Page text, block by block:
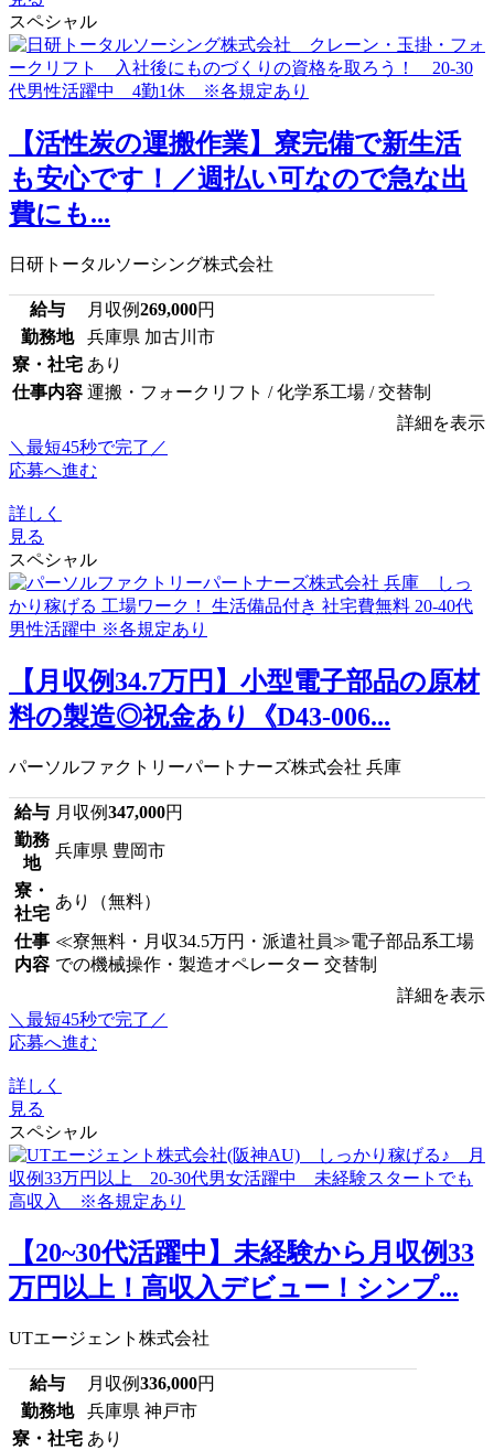
スペシャル
【活性炭の運搬作業】寮完備で新生活
も安心です！／週払い可なので急な出
費にも...
日研トータルソーシング株式会社
給与 月収例269,000円
勤務地
兵庫県 加古川市
寮・社宅 あり
仕事内容 運搬・フォークリフト / 化学系工場 / 交替制
詳細を表示
＼最短45秒で完了／
応募へ進む
詳しく
見る
スペシャル
【月収例34.7万円】小型電子部品の原材
料の製造◎祝金あり《D43-006...
パーソルファクトリーパートナーズ株式会社 兵庫
給与 月収例347,000円
勤務
地
兵庫県 豊岡市
寮・
社宅
あり（無料）
仕事
内容
≪寮無料・月収34.5万円・派遣社員≫電子部品系工場
での機械操作・製造オペレーター 交替制
詳細を表示
＼最短45秒で完了／
応募へ進む
詳しく
見る
スペシャル
【20~30代活躍中】未経験から月収例33
万円以上！高収入デビュー！シンプ...
UTエージェント株式会社
給与 月収例336,000円
勤務地
兵庫県 神戸市
寮・社宅 あり